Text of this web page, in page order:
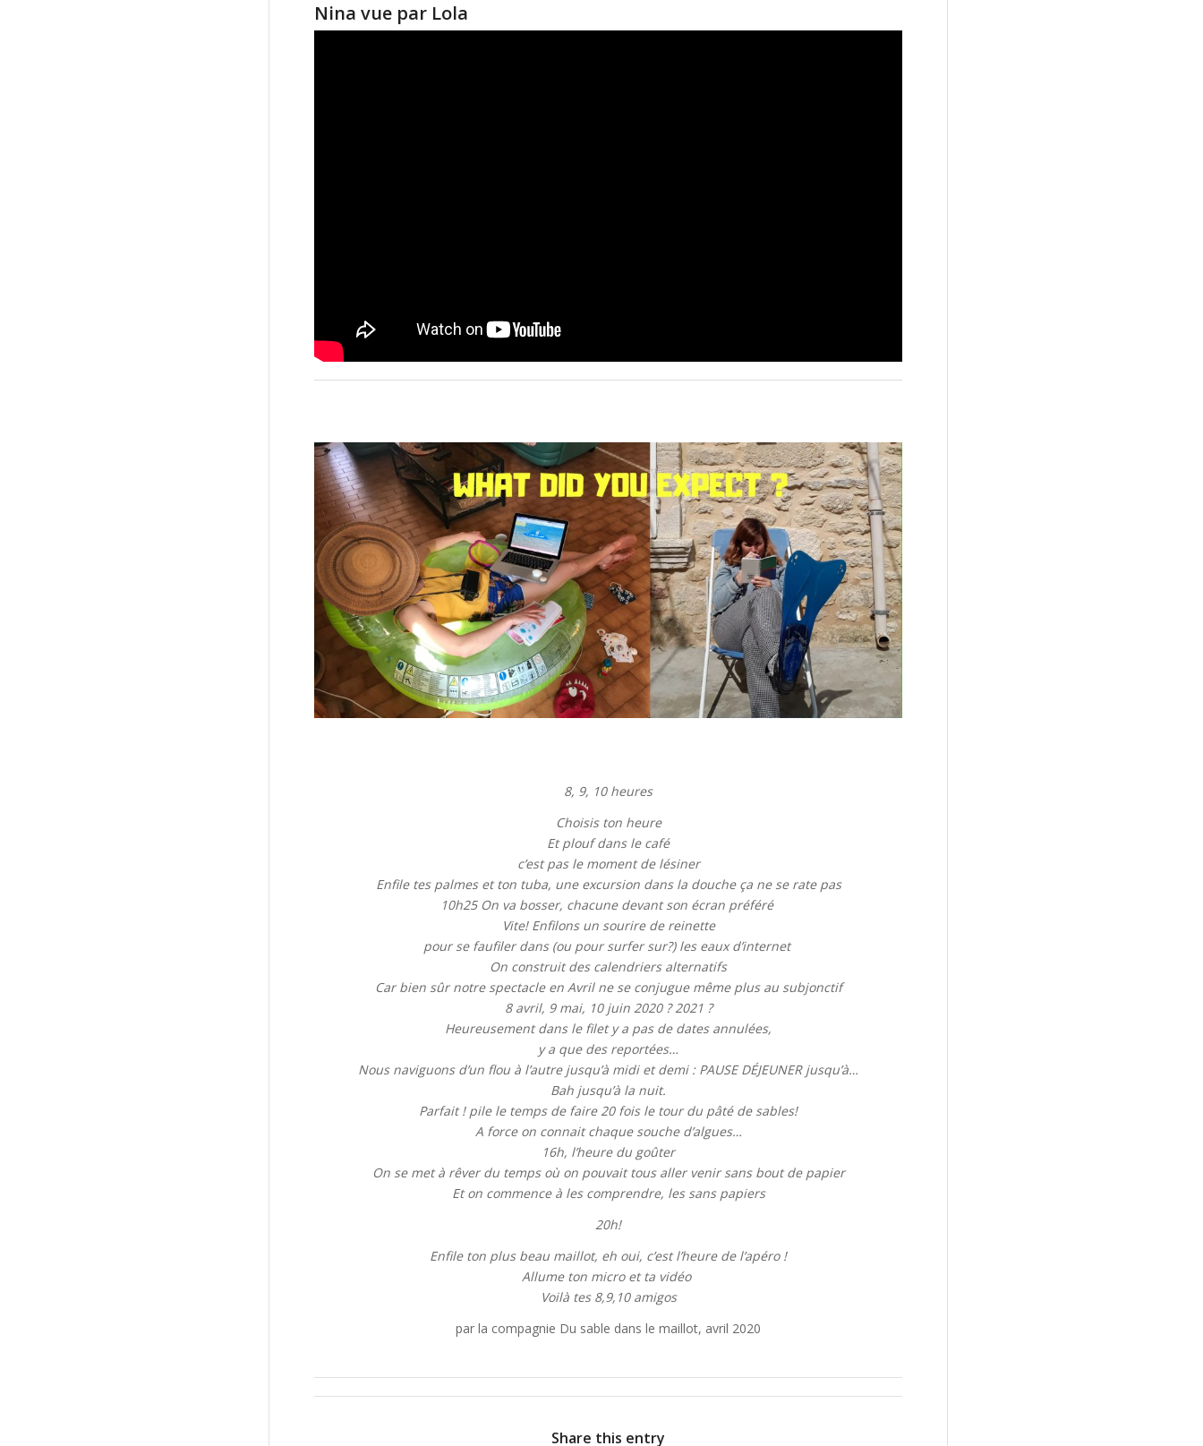
Nina vue par Lola
8, 9, 10 heures
Choisis ton heure
Et plouf dans le café
c’est pas le moment de lésiner
Enfile tes palmes et ton tuba, une excursion dans la douche ça ne se rate pas
10h25 On va bosser, chacune devant son écran préféré
Vite! Enfilons un sourire de reinette
pour se faufiler dans (ou pour surfer sur?) les eaux d’internet
On construit des calendriers alternatifs
Car bien sûr notre spectacle en Avril ne se conjugue même plus au subjonctif
8 avril, 9 mai, 10 juin 2020 ? 2021 ?
Heureusement dans le filet y a pas de dates annulées,
y a que des reportées…
Nous naviguons d’un flou à l’autre jusqu’à midi et demi : PAUSE DÉJEUNER jusqu’à…
Bah jusqu’à la nuit.
Parfait ! pile le temps de faire 20 fois le tour du pâté de sables!
A force on connait chaque souche d’algues…
16h, l’heure du goûter
On se met à rêver du temps où on pouvait tous aller venir sans bout de papier
Et on commence à les comprendre, les sans papiers
20h!
Enfile ton plus beau maillot, eh oui, c’est l’heure de l’apéro !
Allume ton micro et ta vidéo
Voilà tes 8,9,10 amigos
par la compagnie Du sable dans le maillot, avril 2020
Share this entry